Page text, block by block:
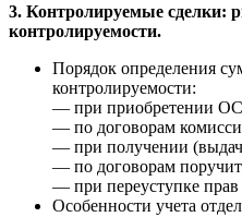
3. Контролируемые сделки:
контролируемости.
Порядок определения
контролируемости:
— при приобретении
— по договорам
— при получении
— по договорам
— при переуступке прав
Особенности учета